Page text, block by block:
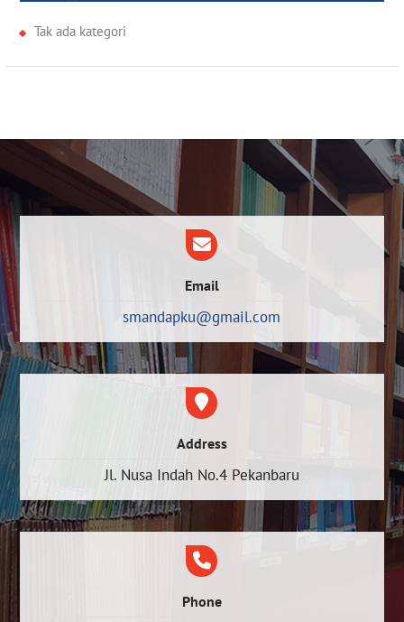
Tak ada kategori
Email
smandapku@gmail.com
Address
Jl. Nusa Indah No.4 Pekanbaru
Phone